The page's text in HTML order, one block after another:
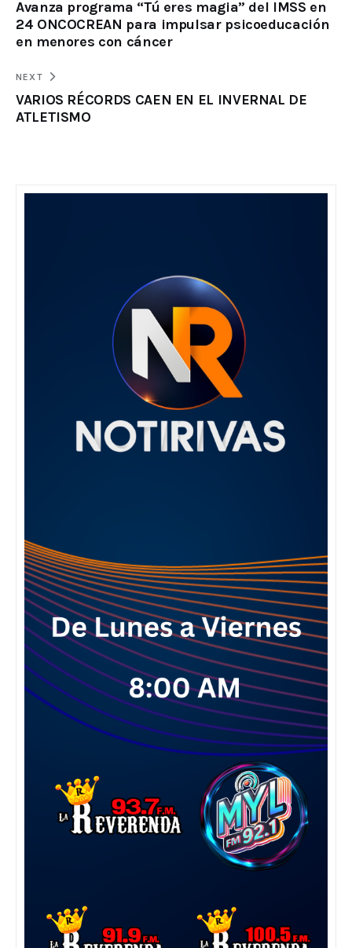
Avanza programa “Tú eres magia” del IMSS en
24 ONCOCREAN para impulsar psicoeducación
en menores con cáncer
NEXT
VARIOS RÉCORDS CAEN EN EL INVERNAL DE
ATLETISMO